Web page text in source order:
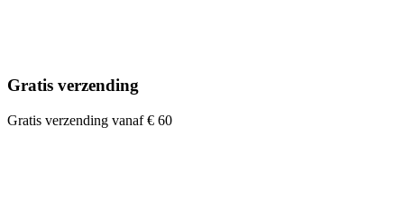
Gratis verzending
Gratis verzending vanaf € 60